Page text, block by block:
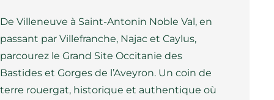
De Villeneuve à Saint-Antonin Noble Val, en
passant par Villefranche, Najac et Caylus,
parcourez le Grand Site Occitanie des
Bastides et Gorges de l’Aveyron. Un coin de
terre rouergat, historique et authentique où